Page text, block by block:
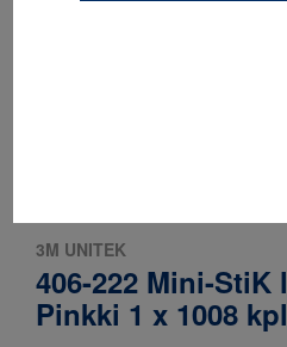
3M UNITEK
406-222 Mini-StiK
Pinkki 1 x 1008 kpl